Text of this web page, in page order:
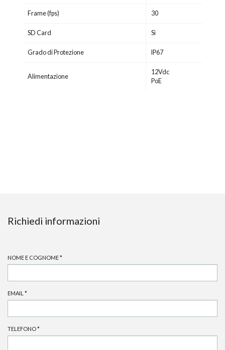
Frame (fps) 30
SD Card Sì
Grado di Protezione IP67
Alimentazione
12Vdc
PoE
Richiedi informazioni
NOME E COGNOME*
EMAIL *
TELEFONO*